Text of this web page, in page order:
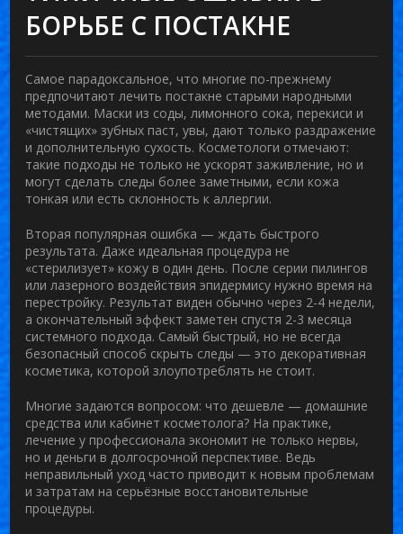
БОРЬБЕ С ПОСТАКНЕ
Самое парадоксальное, что многие по-прежнему
предпочитают лечить постакне старыми народными
методами. Маски из соды, лимонного сока, перекиси и
«чистящих» зубных паст, увы, дают только раздражение
и дополнительную сухость. Косметологи отмечают:
такие подходы не только не ускорят заживление, но и
могут сделать следы более заметными, если кожа
тонкая или есть склонность к аллергии.
Вторая популярная ошибка — ждать быстрого
результата. Даже идеальная процедура не
«стерилизует» кожу в один день. После серии пилингов
или лазерного воздействия эпидермису нужно время на
перестройку. Результат виден обычно через 2-4 недели,
а окончательный эффект заметен спустя 2-3 месяца
системного подхода. Самый быстрый, но не всегда
безопасный способ скрыть следы — это декоративная
косметика, которой злоупотреблять не стоит.
Многие задаются вопросом: что дешевле — домашние
средства или кабинет косметолога? На практике,
лечение у профессионала экономит не только нервы,
но и деньги в долгосрочной перспективе. Ведь
неправильный уход часто приводит к новым проблемам
и затратам на серьёзные восстановительные
процедуры.